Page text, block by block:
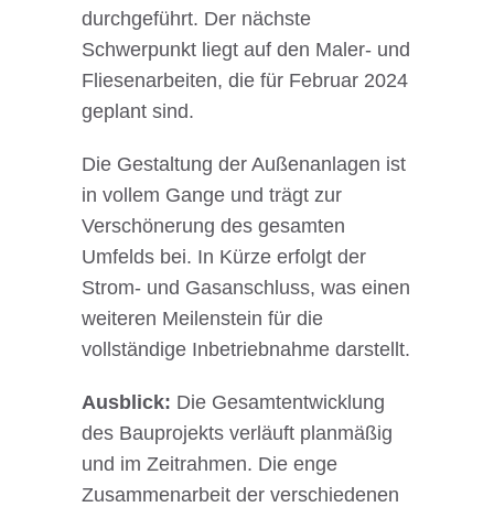
durchgeführt. Der nächste
Schwerpunkt liegt auf den Maler- und
Fliesenarbeiten, die für Februar 2024
geplant sind.
Die Gestaltung der Außenanlagen ist
in vollem Gange und trägt zur
Verschönerung des gesamten
Umfelds bei. In Kürze erfolgt der
Strom- und Gasanschluss, was einen
weiteren Meilenstein für die
vollständige Inbetriebnahme darstellt.
Ausblick: Die Gesamtentwicklung
des Bauprojekts verläuft planmäßig
und im Zeitrahmen. Die enge
Zusammenarbeit der verschiedenen